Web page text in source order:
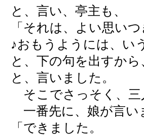
と、言い、亭主も、
「それは、よい思い
♪おもうようには、い
と、下の句を出すか
と、言いました。
そこでさっそく、三
一番先に、娘が言い
「できました。